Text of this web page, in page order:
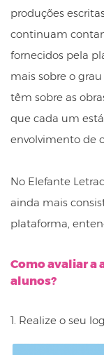
produções
continuam
fornecidos pela
mais sobre o
têm sobre as
que cada um
envolvimento de
No Elefante
ainda mais
plataforma,
Como avaliar a
alunos?
1. Realize o seu